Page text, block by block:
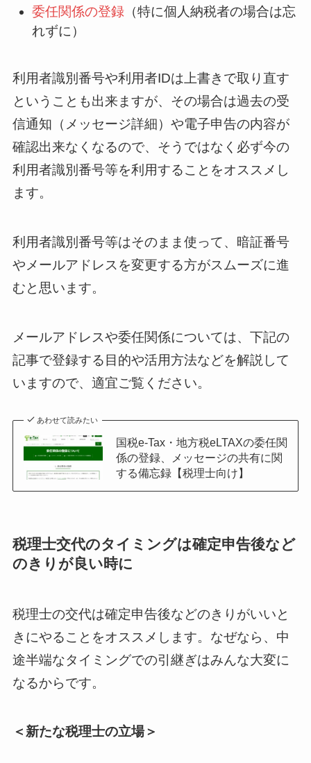
委任関係の登録 （特に個人納税者の場合は忘
れずに）
利用者識別番号や利用者IDは上書きで取り直す
ということも出来ますが、その場合は過去の受
信通知（メッセージ詳細）や電子申告の内容が
確認出来なくなるので、そうではなく必ず今の
利用者識別番号等を利用することをオススメし
ます。
利用者識別番号等はそのまま使って、暗証番号
やメールアドレスを変更する方がスムーズに進
むと思います。
メールアドレスや委任関係については、下記の
記事で登録する目的や活用方法などを解説して
いますので、適宜ご覧ください。
あわせて読みたい
国税e-Tax・地方税eLTAXの委任関
係の登録、メッセージの共有に関
する備忘録【税理士向け】
税理士交代のタイミングは確定申告後など
のきりが良い時に
税理士の交代は確定申告後などのきりがいいと
きにやることをオススメします。なぜなら、中
途半端なタイミングでの引継ぎはみんな大変に
なるからです。
＜新たな税理士の立場＞